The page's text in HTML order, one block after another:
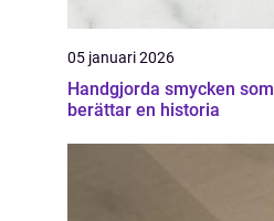
05 januari 2026
Handgjorda smycken som
berättar en historia